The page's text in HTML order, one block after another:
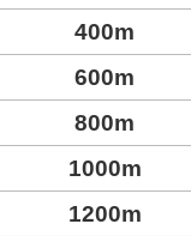
400m
600m
800m
1000m
1200m